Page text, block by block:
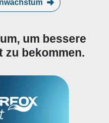
um bessere
zu bekommen.